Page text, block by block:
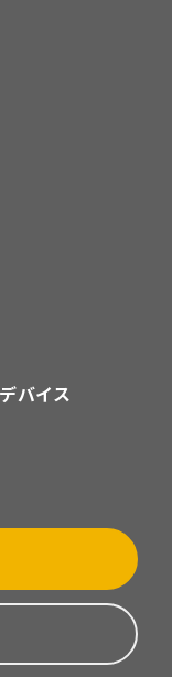
バイス